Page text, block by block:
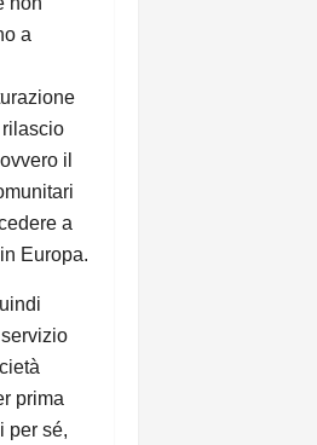
a
il
a
Europa.
prima
per sé,